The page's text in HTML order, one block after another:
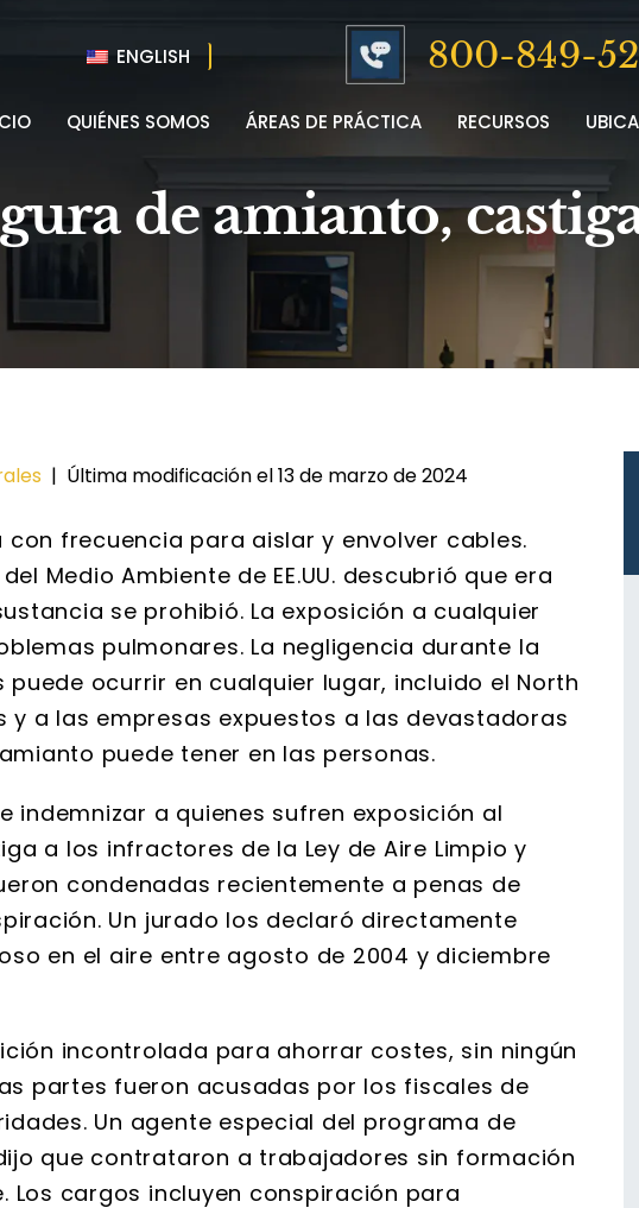
ENGLISH 800-849-
QUIÉNES SOMOS ÁREAS DE PRÁCTICA RECURSOS
de amianto,
| Última modificación el 13 de marzo de 2024
frecuencia para aislar y envolver cables.
Medio Ambiente de EE.UU. descubrió que era
se prohibió. La exposición a cualquier
pulmonares. La negligencia durante la
ocurrir en cualquier lugar, incluido el North
a las empresas expuestos a las devastadoras
puede tener en las personas.
indemnizar a quienes sufren exposición al
a los infractores de la Ley de Aire Limpio y
condenadas recientemente a penas de
Un jurado los declaró directamente
en el aire entre agosto de 2004 y diciembre
incontrolada para ahorrar costes, sin ningún
partes fueron acusadas por los fiscales de
Un agente especial del programa de
que contrataron a trabajadores sin formación
cargos incluyen conspiración para